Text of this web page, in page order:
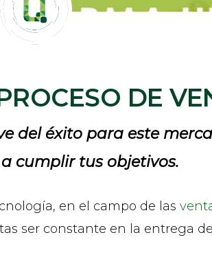
DE
del éxito para este
cumplir tus objetivos.
en el campo de las
ser constante en la entrega